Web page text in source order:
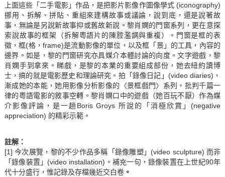
上面這些「二手電影」作品，是把影片影像作圖像學式 (iconography)
挪用、拆解、拼貼、重組來建構故事或議論，說到底，還是說著故
事，無論是另說新故事抑或舊故新說。黎肖嫻的門窗系列，更在意探
索說故事的框架（拆解粵語片的陳腔濫調與重複）。門窗是框的表
徵，框(格，frame)是流動影像的單位，以及框「景」的工具，內容的
邊界。如是，黎的門窗研究亦具媒介本體討論的向度。文字遊戲，黎
肖嫻手到拿來。睇戲，是黎的本業的重要組成部份，她去紐約讀博
士，搞的就是電影歷史和理論研究。拍「錄像日記」(video diaries)，
漸成她的本能，她用影像分析影像的〈景框戲門〉系列，批判千篇一
律的粵語電影的敘事空轉。黎肖嫻口中的遊戲（她百玩不厭）作為媒
介影像評論，是一趟Boris Groys 所說的「消極欣賞」(negative
appreciation) 的精彩示範。
註解：
[1] 今次展覽，黎的不少作品多稱「錄像雕塑」(video sculpture) 而非
「錄像裝置」(video installation)。補充一句，錄像裝置在上世紀90年
代十分盛行，惟記錄及存檔幾近交白卷。